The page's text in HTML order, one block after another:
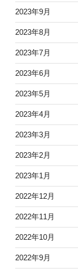
2023年9月
2023年8月
2023年7月
2023年6月
2023年5月
2023年4月
2023年3月
2023年2月
2023年1月
2022年12月
2022年11月
2022年10月
2022年9月